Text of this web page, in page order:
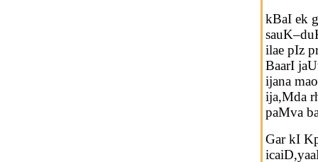
kBaI ek
ilae pIz
BaarI
ijana
ija,Mda
paMva
Gar kI